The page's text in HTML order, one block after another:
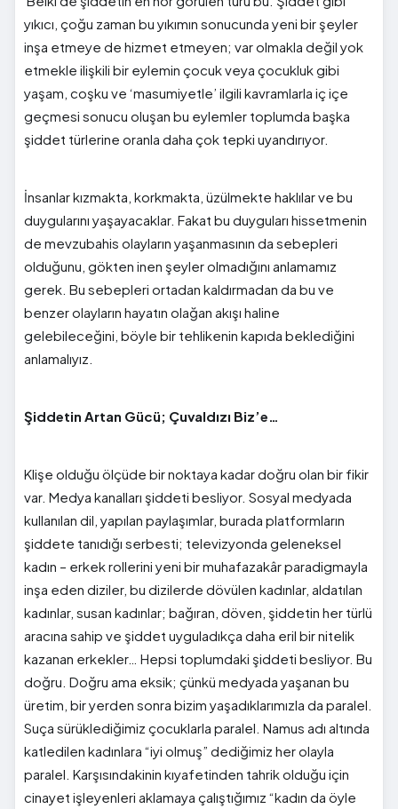
yıkıcı, çoğu zaman bu yıkımın sonucunda yeni bir şeyler
inşa etmeye de hizmet etmeyen; var olmakla değil yok
etmekle ilişkili bir eylemin çocuk veya çocukluk gibi
yaşam, coşku ve ‘masumiyetle’ ilgili kavramlarla iç içe
geçmesi sonucu oluşan bu eylemler toplumda başka
şiddet türlerine oranla daha çok tepki uyandırıyor.
İnsanlar kızmakta, korkmakta, üzülmekte haklılar ve bu
duygularını yaşayacaklar. Fakat bu duyguları hissetmenin
de mevzubahis olayların yaşanmasının da sebepleri
olduğunu, gökten inen şeyler olmadığını anlamamız
gerek. Bu sebepleri ortadan kaldırmadan da bu ve
benzer olayların hayatın olağan akışı haline
gelebileceğini, böyle bir tehlikenin kapıda beklediğini
anlamalıyız.
Şiddetin Artan Gücü; Çuvaldızı Biz’e…
Klişe olduğu ölçüde bir noktaya kadar doğru olan bir fikir
var. Medya kanalları şiddeti besliyor. Sosyal medyada
kullanılan dil, yapılan paylaşımlar, burada platformların
şiddete tanıdığı serbesti; televizyonda geleneksel
kadın – erkek rollerini yeni bir muhafazakâr paradigmayla
inşa eden diziler, bu dizilerde dövülen kadınlar, aldatılan
kadınlar, susan kadınlar; bağıran, döven, şiddetin her türlü
aracına sahip ve şiddet uyguladıkça daha eril bir nitelik
kazanan erkekler… Hepsi toplumdaki şiddeti besliyor. Bu
doğru. Doğru ama eksik; çünkü medyada yaşanan bu
üretim, bir yerden sonra bizim yaşadıklarımızla da paralel.
Suça sürüklediğimiz çocuklarla paralel. Namus adı altında
katledilen kadınlara “iyi olmuş” dediğimiz her olayla
paralel. Karşısındakinin kıyafetinden tahrik olduğu için
cinayet işleyenleri aklamaya çalıştığımız “kadın da öyle